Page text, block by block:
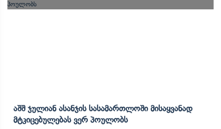
Აშშ Ჯულიან Ასანჯის Სასამართლოში Მისაყვანად
Მტკიცებულებას Ვერ Პოულობს